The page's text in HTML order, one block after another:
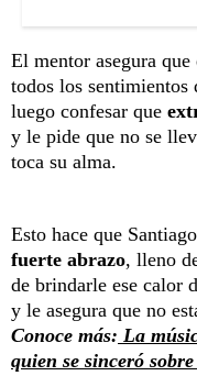
El mentor asegura
todos los sentimientos
luego confesar que
y le pide que no se
toca su alma.
Esto hace que
fuerte abrazo, lleno
de brindarle ese calor
y le asegura que no
Conoce más: La
quien se sinceró